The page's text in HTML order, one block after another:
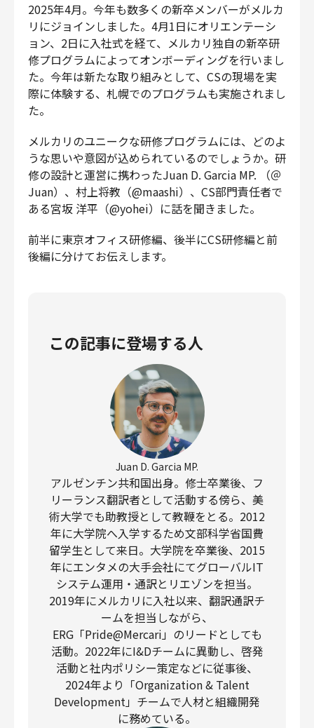
データアナリティクス
プロダクトデザイン
クリエイティブ
コーポレート
財務・経理
内部監査・リスク
人事
セキュリティ・プライバシー
募集中の求人一覧
2025年4月。今年も数多くの新卒メンバーがメルカ
リにジョインしました。4月1日にオリエンテーシ
ョン、2日に入社式を経て、メルカリ独自の新卒研
修プログラムによってオンボーディングを行いまし
た。今年は新たな取り組みとして、CSの現場を実
際に体験する、札幌でのプログラムも実施されまし
た。
メルカリのユニークな研修プログラムには、どのよ
うな思いや意図が込められているのでしょうか。研
修の設計と運営に携わったJuan D. Garcia MP. （＠
Juan）、村上将教（@maashi）、CS部門責任者で
ある宮坂 洋平（@yohei）に話を聞きました。
前半に東京オフィス研修編、後半にCS研修編と前
後編に分けてお伝えします。
この記事に登場する人
Juan D. Garcia MP.
アルゼンチン共和国出身。修士卒業後、フ
リーランス翻訳者として活動する傍ら、美
術大学でも助教授として教鞭をとる。2012
年に大学院へ入学するため文部科学省国費
留学生として来日。大学院を卒業後、2015
年にエンタメの大手会社にてグローバルIT
システム運用・通訳とリエゾンを担当。
2019年にメルカリに入社以来、翻訳通訳チ
ームを担当しながら、
ERG「Pride@Mercari」のリードとしても
活動。2022年にI&Dチームに異動し、啓発
活動と社内ポリシー策定などに従事後、
2024年より「Organization & Talent
Development」チームで人材と組織開発
に務めている。